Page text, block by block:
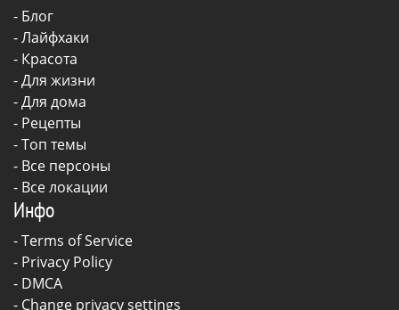
- Блог
-Лайфхаки
- Красота
-Для жизни
-Для дома
- Рецепты
- Топ темы
- Все персоны
- Все локации
Инфо
-Terms of Service
- Privacy Policy
- DMCA
- Change privacy settings